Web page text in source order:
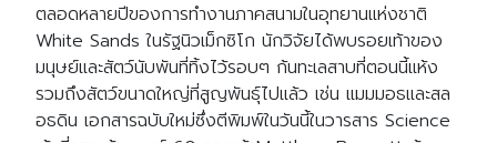
ตลอดหลายปีของการทำงานภาคสนามในอุทยานแห่งชาติ
White Sands ในรัฐนิวเม็กซิโก นักวิจัยได้พบรอยเท้าของ
มนุษย์และสัตว์นับพันที่ทิ้งไว้รอบๆ ก้นทะเลสาบที่ตอนนี้แห้ง
รวมถึงสัตว์ขนาดใหญ่ที่สูญพันธุ์ไปแล้ว เช่น แมมมอธและสล
อธดิน เอกสารฉบับใหม่ซึ่งตีพิมพ์ในวันนี้ในวารสาร Science